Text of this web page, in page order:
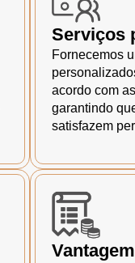
Serviços
Fornecemos
acordo com
garantindo
satisfazem